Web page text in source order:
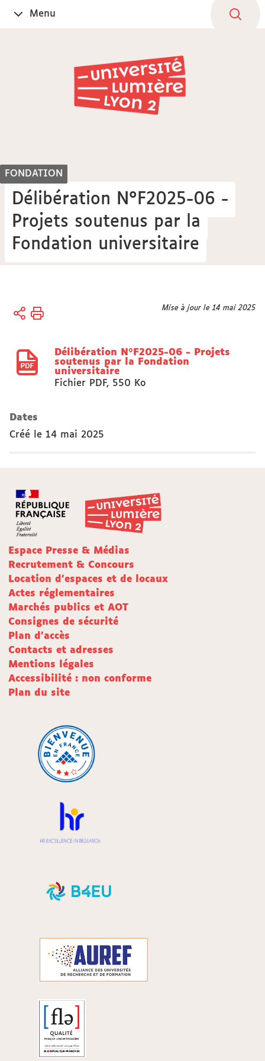
OuvrirMenu
FONDATION
Délibération N°F2025-06 -
Projets soutenus par la
Fondation universitaire
Vous
Accueil
Mise à jour le 14 mai 2025
Délibération N°F2025-06 - Projets
soutenus par la Fondation
universitaire
Fichier PDF, 550 Ko
Dates
Créé le 14 mai 2025
Espace Presse & Médias
Recrutement & Concours
Location d'espaces et de locaux
Actes réglementaires
Marchés publics et AOT
Consignes de sécurité
Plan d'accès
Contacts et adresses
Mentions légales
Accessibilité : non conforme
Plan du site